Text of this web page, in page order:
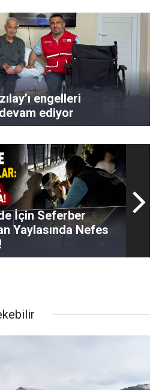
engelleri
ediyor
İçin Seferber
Yaylasında Nefes